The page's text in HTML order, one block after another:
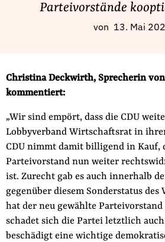
Suche
der
Website
Folge Uns
FacebookMastodon
Bluesky
Parteivorstände
von 13. Mai
Christina Deckwirth, Sprecherin
kommentiert:
„Wir sind empört, dass die CDU
Lobbyverband Wirtschaftsrat in
CDU nimmt damit billigend in Kauf,
Parteivorstand nun weiter
ist. Zurecht gab es auch innerhalb
gegenüber diesem Sonderstatus des
hat der neu gewählte
schadet sich die Partei letztlich
beschädigt eine wichtige